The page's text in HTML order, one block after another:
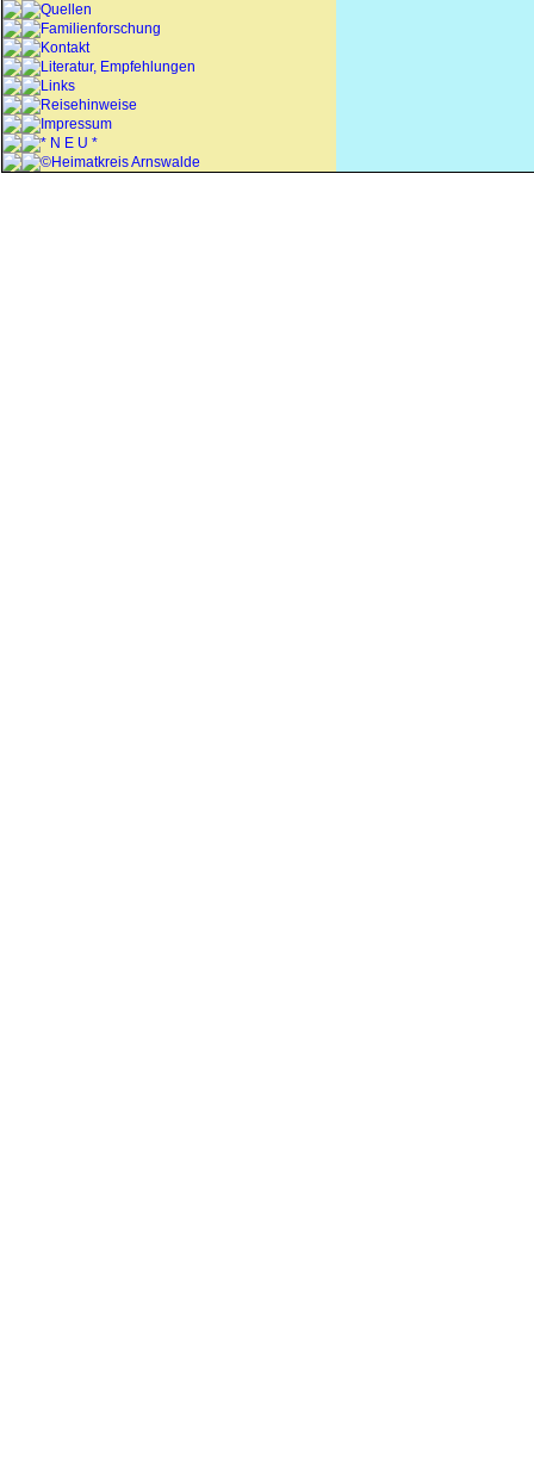
Quellen
Familienforschung
Kontakt
Literatur, Empfehlungen
Links
Reisehinweise
Impressum
* N E U *
©Heimatkreis Arnswalde